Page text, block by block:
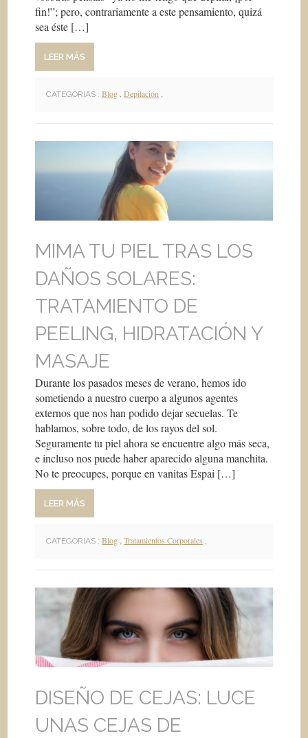
fin!”; pero, contrariamente a este pensamiento, quizá
sea éste […]
LEER MÁS
CATEGORIAS : Blog ,Depilación
MIMA TU PIEL TRAS LOS
DAÑOS SOLARES:
TRATAMIENTO DE
PEELING, HIDRATACIÓN Y
MASAJE
Durante los pasados meses de verano, hemos ido
sometiendo a nuestro cuerpo a algunos agentes
externos que nos han podido dejar secuelas. Te
hablamos, sobre todo, de los rayos del sol.
Seguramente tu piel ahora se encuentre algo más seca,
e incluso nos puede haber aparecido alguna manchita.
No te preocupes, porque en vanitas Espai […]
LEER MÁS
CATEGORIAS : Blog ,Tratamientos Corporales
DISEÑO DE CEJAS: LUCE
UNAS CEJAS DE